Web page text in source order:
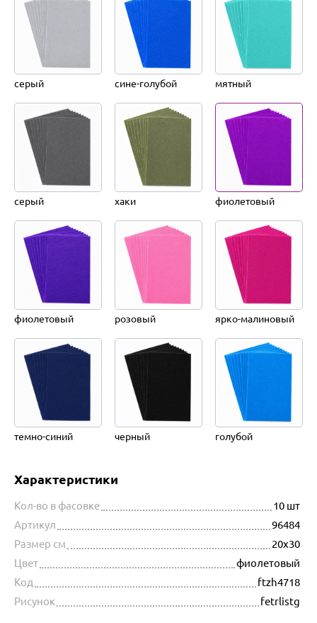
серый сине-голубой мятный
серый хаки фиолетовый
фиолетовый розовый ярко-малиновый
темно-синий черный голубой
Характеристики
Кол-во в фасовке
10 шт
Артикул
96484
Размер см
20х30
Цвет
фиолетовый
Код
ftzh4718
Рисунок
fetrlistg